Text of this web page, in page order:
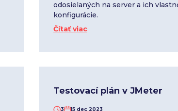
odosielaných na server a ich
konfigurácie.
Čítať viac
Testovací plán v JMeter
3 15 dec 2023